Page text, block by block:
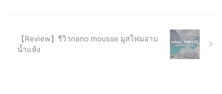
【Review】รีวิวnano mousse มูสโฟมอาบ
น้ำแห้ง